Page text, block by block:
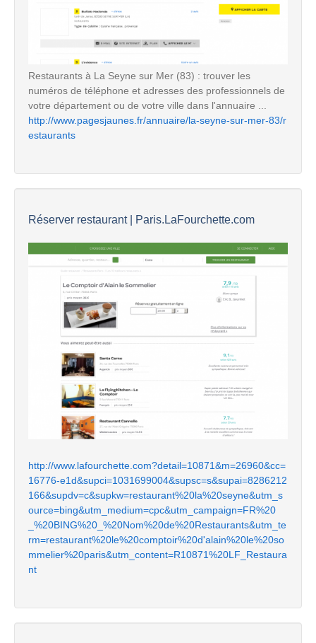
Restaurants à La Seyne sur Mer (83) : trouver les
numéros de téléphone et adresses des professionnels de
votre département ou de votre ville dans l'annuaire ...
http://www.pagesjaunes.fr/annuaire/la-seyne-sur-mer-83/r
estaurants
Réserver restaurant | Paris.LaFourchette.com
http://www.lafourchette.com?detail=10871&m=26960&cc=
16776-e1d&supci=1031699004&supsc=s&supai=8286212
166&supdv=c&supkw=restaurant%20la%20seyne&utm_s
ource=bing&utm_medium=cpc&utm_campaign=FR%20
_%20BING%20_%20Nom%20de%20Restaurants&utm_te
rm=restaurant%20le%20comptoir%20d'alain%20le%20so
mmelier%20paris&utm_content=R10871%20LF_Restaura
nt